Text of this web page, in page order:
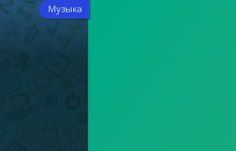
Музыка